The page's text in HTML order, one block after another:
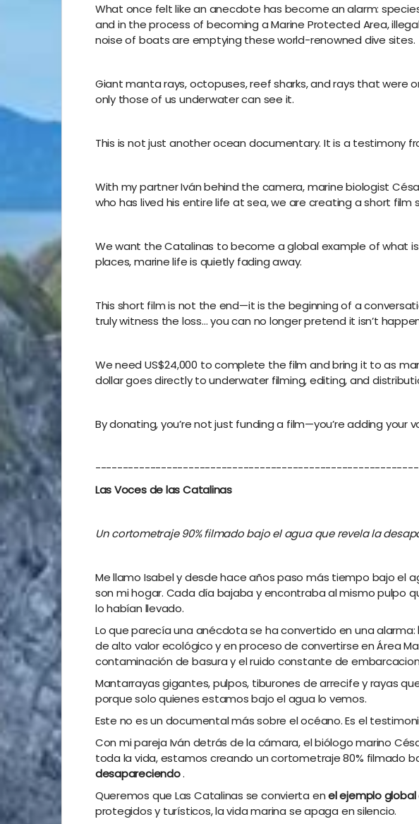
What once felt like an anecdote has become an alarm:
and in the process of becoming a Marine Protected Area,
noise of boats are emptying these world-renowned dive sites.
Giant manta rays, octopuses, reef sharks, and rays that were
only those of us underwater can see it.
This is not just another ocean documentary. It is a testimony
With my partner Iván behind the camera, marine biologist
who has lived his entire life at sea, we are creating a short
We want the Catalinas to become a global example of what
places, marine life is quietly fading away.
This short film is not the end—it is the beginning of a
truly witness the loss… you can no longer pretend it isn’t
We need US$24,000 to complete the film and bring it to as
dollar goes directly to underwater filming, editing, and
By donating, you’re not just funding a film—you’re adding
Las Voces de las Catalinas
Un cortometraje 90% filmado bajo el agua que revela la
Me llamo Isabel y desde hace años paso más tiempo bajo el
son mi hogar. Cada día bajaba y encontraba al mismo pulpo
lo habían llevado.
Lo que parecía una anécdota se ha convertido en una alarma:
de alto valor ecológico y en proceso de convertirse en Área
contaminación de basura y el ruido constante de
Mantarrayas gigantes, pulpos, tiburones de arrecife y rayas
porque solo quienes estamos bajo el agua lo vemos.
Este no es un documental más sobre el océano. Es el
Con mi pareja Iván detrás de la cámara, el biólogo marino
toda la vida, estamos creando un cortometraje 80% filmado
desapareciendo.
Queremos que Las Catalinas se convierta enel ejemplo global
protegidos y turísticos, la vida marina se apaga en silencio.